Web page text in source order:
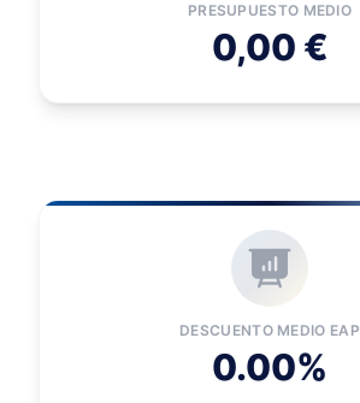
PRESUPUESTO MEDIO
0,00 €
DESCUENTO MEDIO EAP
0.00%